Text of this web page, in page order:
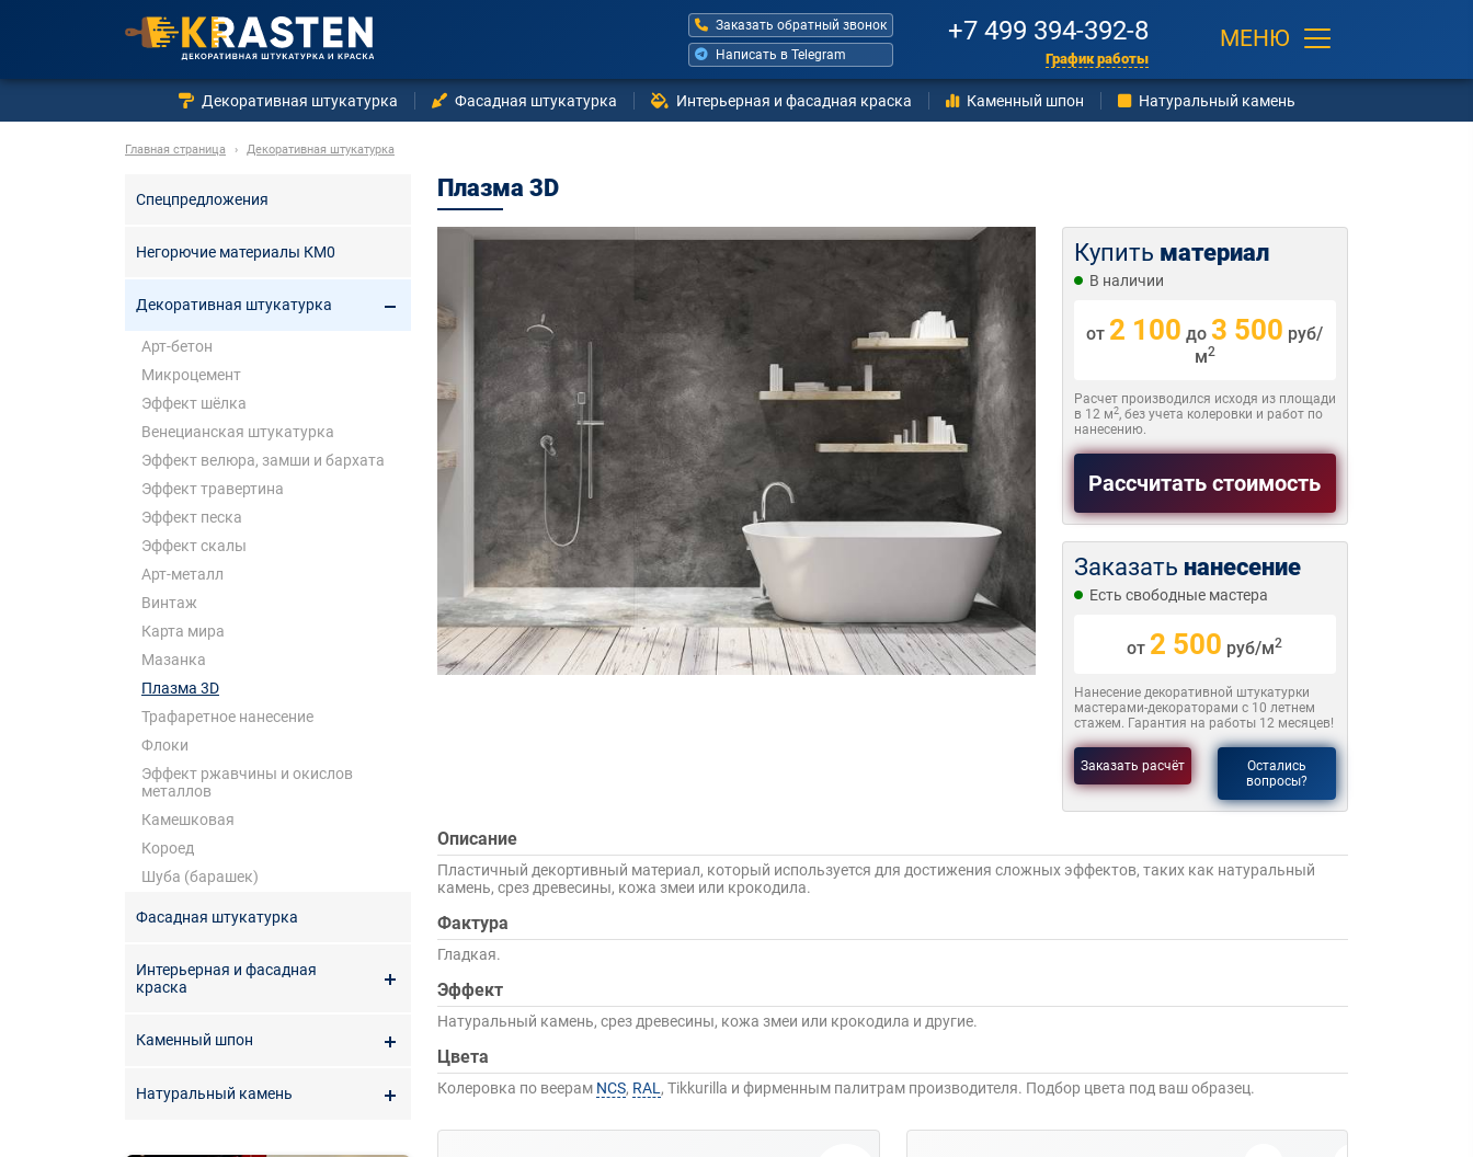
Декоративная штукатурка Фасадная штукатурка Интерьерная и фасадная краска Каменный шпон Натуральный камень
МЕНЮ
+7 499 394-392-8
График работы
Заказать обратный звонок
Написать в Telegram
Главная страница › Декоративная штукатурка
Спецпредложения
Негорючие материалы КМ0
Декоративная штукатурка
Арт-бетон
Микроцемент
Эффект шёлка
Венецианская штукатурка
Эффект велюра, замши и бархата
Эффект травертина
Эффект песка
Эффект скалы
Арт-металл
Винтаж
Карта мира
Мазанка
Плазма 3D
Трафаретное нанесение
Флоки
Эффект ржавчины и окислов
металлов
Камешковая
Короед
Шуба (барашек)
Фасадная штукатурка
Интерьерная и фасадная
краска
Каменный шпон
Натуральный камень
Плазма 3D
Купить материал
В наличии
от 2 100 до3 500 руб/
м2
Расчет производился исходя из площади
в 12 м2, без учета колеровки и работ по
нанесению.
Рассчитать стоимость
Заказать нанесение
Есть свободные мастера
от 2 500 руб/м2
Нанесение декоративной штукатурки
мастерами-декораторами с 10 летнем
стажем. Гарантия на работы 12 месяцев!
Заказать расчёт
Остались
вопросы?
Описание
Пластичный декортивный материал, который используется для достижения сложных эффектов, таких как натуральный
камень, срез древесины, кожа змеи или крокодила.
Фактура
Гладкая.
Эффект
Натуральный камень, срез древесины, кожа змеи или крокодила и другие.
Цвета
Колеровка по веерам NCS, RAL , Tikkurilla и фирменным палитрам производителя. Подбор цвета под ваш образец.